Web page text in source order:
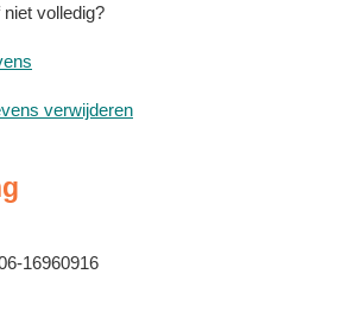
volledig?
verwijderen
16960916